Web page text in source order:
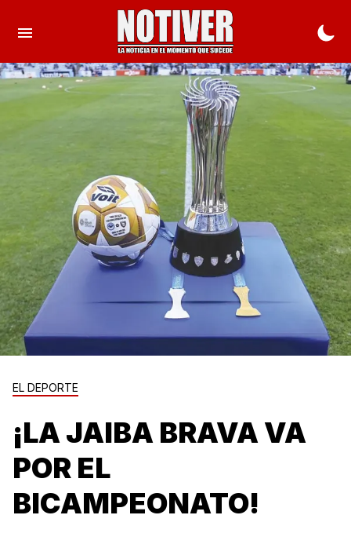
EL DEPORTE
¡LA JAIBA BRAVA VA
POR EL
BICAMPEONATO!